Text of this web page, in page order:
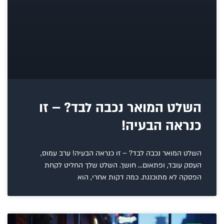
השלט המואר נכבה לבד? – זו
כנראה הבעיה!
השלט המואר נכבה לבד? – זו כנראה הבעיה! ערב עמוס,
העסק עובד, ופתאום… חושך. השלט שלך החליט לקחת
הפסקה לא מתוכננת. כמה דקות אחרי, הוא